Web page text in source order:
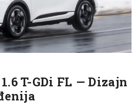
T-GDi FL — Dizajn